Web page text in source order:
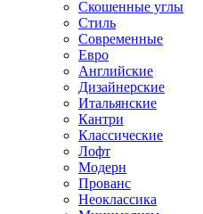
Скошенные углы
Стиль
Современные
Евро
Английские
Дизайнерские
Итальянские
Кантри
Классические
Лофт
Модерн
Прованс
Неоклассика